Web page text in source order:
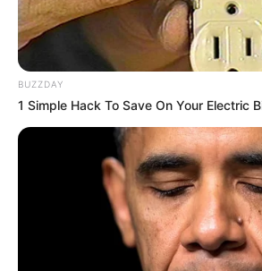
BUZZDAY
1 Simple Hack To Save On Your Electric